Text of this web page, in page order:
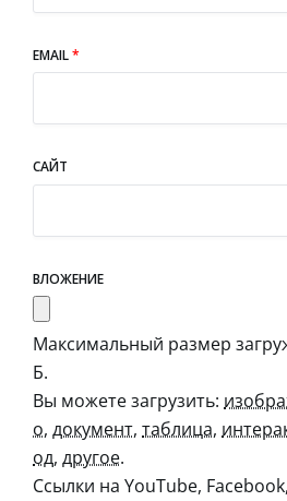
EMAIL*
САЙТ
ВЛОЖЕНИЕ
Максимальный размер
Б.
Вы можете загрузить:
о, документ, таблица,
од, другое.
Ссылки на YouTube,